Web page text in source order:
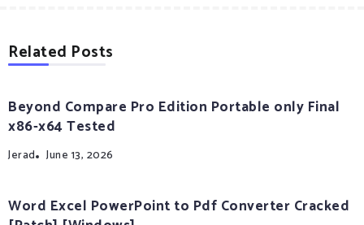
Related Posts
Beyond Compare Pro Edition Portable only Final
x86-x64 Tested
Jerad June 13, 2026
Word Excel PowerPoint to Pdf Converter Cracked